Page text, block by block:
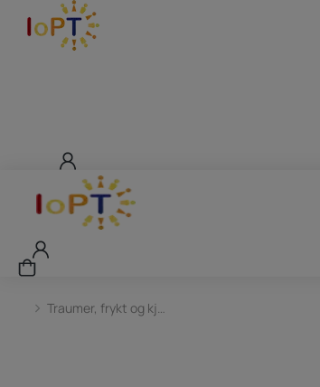
You are here:
Traumer, frykt og kj…